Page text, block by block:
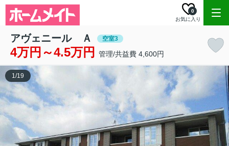
お気に入り
0
アヴェニール Ａ 空室3
4万円～4.5万円 管理/共益費 4,600円
1/19